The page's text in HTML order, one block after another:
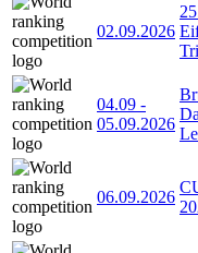
02.09.2026
04.09 -
05.09.2026
06.09.2026